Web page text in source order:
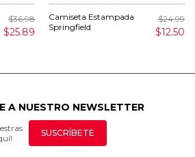
$36.98
$25.89
Camiseta Estampada
Springfield
$24.99
$12.50
A NUESTRO NEWSLETTER
SUSCRÍBETE